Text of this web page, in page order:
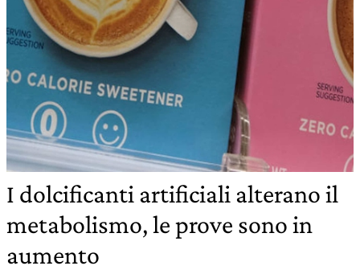
I dolcificanti artificiali alterano il
metabolismo, le prove sono in
aumento